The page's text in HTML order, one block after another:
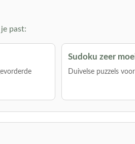
past:
Sudoku zeer
Duivelse puzzels